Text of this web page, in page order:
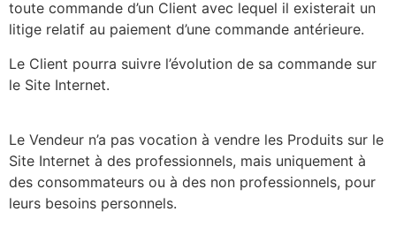
toute commande d’un Client avec lequel il existerait un
litige relatif au paiement d’une commande antérieure.
Le Client pourra suivre l’évolution de sa commande sur
le Site Internet.
Le Vendeur n’a pas vocation à vendre les Produits sur le
Site Internet à des professionnels, mais uniquement à
des consommateurs ou à des non professionnels, pour
leurs besoins personnels.